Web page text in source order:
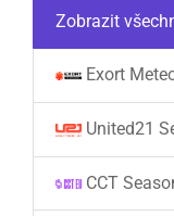
Zobrazit
Exort
United21
CCT